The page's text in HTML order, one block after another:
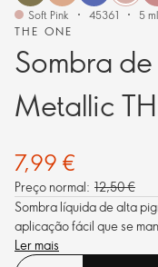
THE ONE
Sombra
Metallic
Soft Pink 45361 5 ml.
7,99 €
Preço normal: 12,50 €
Sombra líquida de alta
aplicação fácil que se
Ler mais